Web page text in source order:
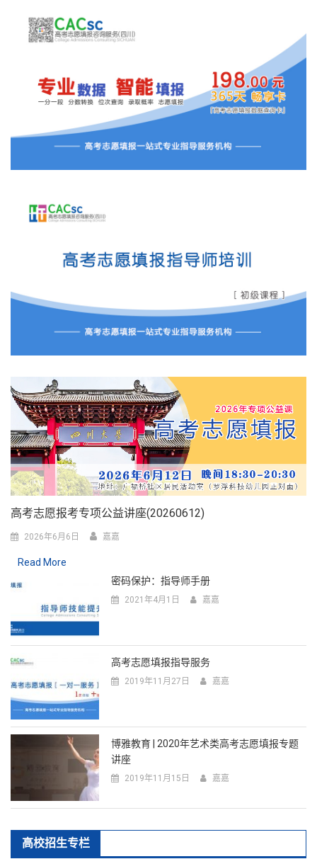
高考志愿报考专项公益讲座(20260612)
2026年6月6日 嘉嘉
Read More
密码保护：指导师手册
2021年4月1日 嘉嘉
高考志愿填报指导服务
2019年11月27日 嘉嘉
博雅教育 | 2020年艺术类高考志愿填报专题
讲座
2019年11月15日 嘉嘉
高校招生专栏